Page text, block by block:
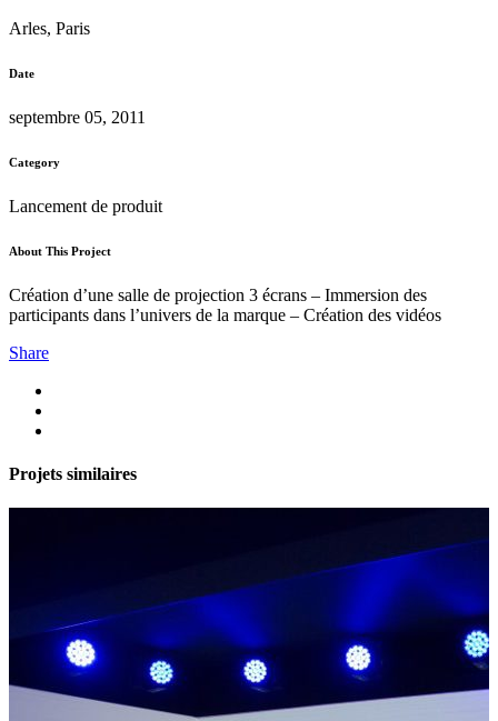
Arles, Paris
Date
septembre 05, 2011
Category
Lancement de produit
About This Project
Création d’une salle de projection 3 écrans – Immersion des
participants dans l’univers de la marque – Création des vidéos
Share
Projets similaires